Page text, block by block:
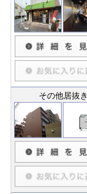
その他居抜き